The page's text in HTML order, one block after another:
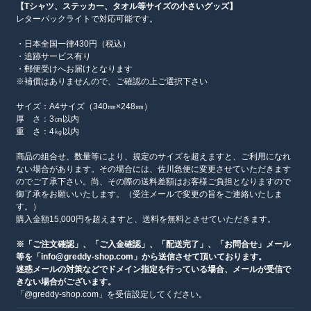
【Tシャツ、ステッカー、タオル等サイズの小さいグッズ】
レターパックライトで対応可能です。
・日本全国一律430円（税込）
・追跡サービス有り
・郵便受けへお届けとなります
※補償はありませんので、ご確認の上ご選択下さい
サイズ：A4サイズ（340㎜×248㎜）
厚 さ：3㎝以内
重 さ：4㎏以内
商品の組合せ、数量等により、規定のサイズを超えますと、ご利用になれ
ない場合があります。その場合には、佐川急便に変更させていただきます
のでご了承下さい。尚、その際の送料差額はお客様ご負担となりますので
御了承をお願いいたします。（受注メールで変更の旨をご連絡いたしま
す。）
購入金額15,000円を超えますと、送料を無料とさせていただきます。
※「ご注文確認」、「ご入金確認」、「配送完了」、「お問合せ」メール
等を「info@greddy-shop.com」から送信させて頂いております。
迷惑メールの対策などでドメイン指定を行っている場合、メールが受信で
きない場合がございます。
「@greddy-shop.com」を受信設定してください。